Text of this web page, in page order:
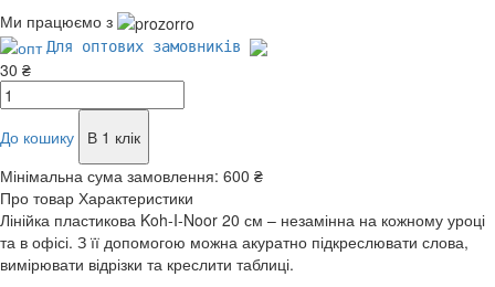
Ми працюємо з
Для оптових замовників
30 ₴
До кошику
В 1 клік
Мінімальна сума замовлення: 600 ₴
Про товар Характеристики
Лінійка пластикова Koh-I-Noor 20 см – незамінна на кожному уроці
та в офісі. З її допомогою можна акуратно підкреслювати слова,
вимірювати відрізки та креслити таблиці.